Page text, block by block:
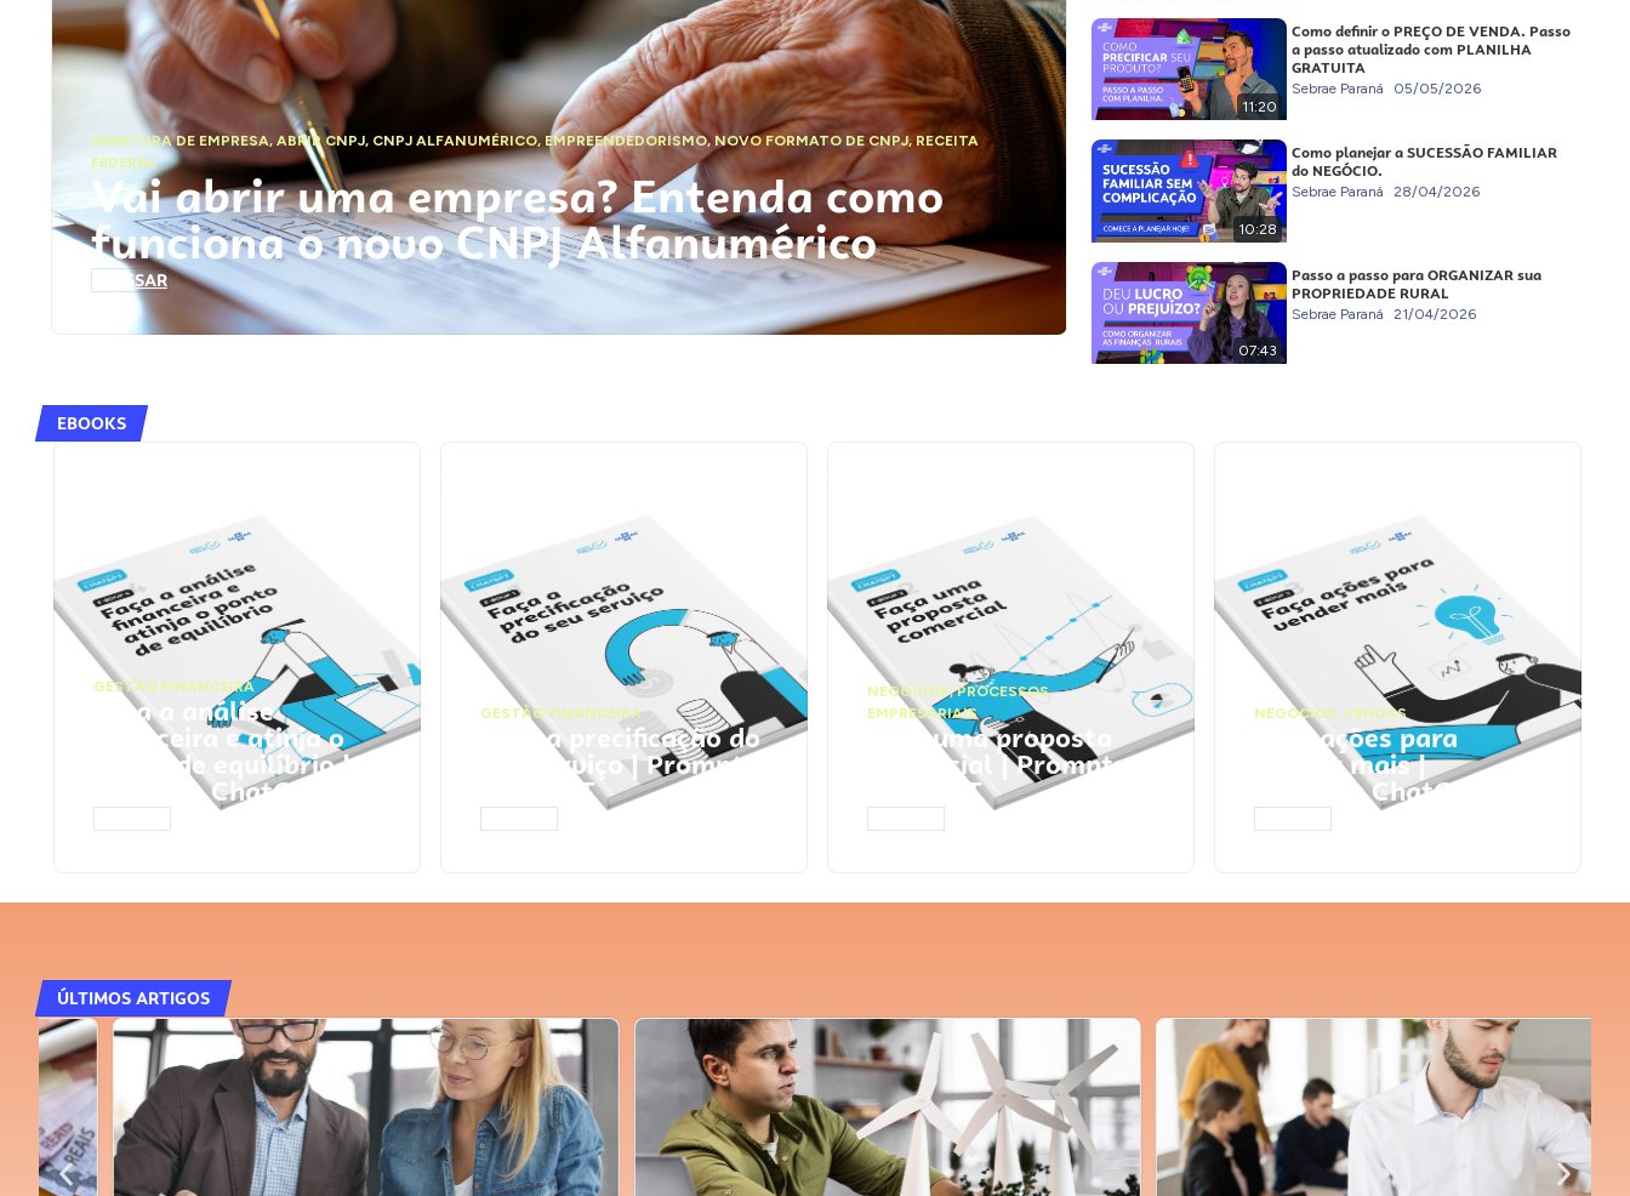
ABERTURA DE EMPRESA,ABRIR CNPJ, CNPJ ALFANUMÉRICO, EMPREENDEDORISMO,NOVO FORMATO DE CNPJ,RECEITA
FEDERAL
Vai abrir uma empresa? Entenda como
funciona o novo CNPJ Alfanumérico
ACESSAR
11:20
Como definir o PREÇO DE VENDA. Passo
a passo atualizado com PLANILHA
GRATUITA
Sebrae Paraná 05/05/2026
10:28
Como planejar a SUCESSÃO FAMILIAR
do NEGÓCIO.
Sebrae Paraná 28/04/2026
07:43
Passo a passo para ORGANIZAR sua
PROPRIEDADE RURAL
Sebrae Paraná 21/04/2026
EBOOKS
GESTÃO FINANCEIRA
Faça a análise
financeira e atinja o
ponto de equilíbrio |
Prompts ChatGPT
GESTÃO FINANCEIRA
Faça a precificação do
seu serviço | Prompts
ChatGPT
NEGÓCIOS,PROCESSOS
EMPRESARIAIS
Faça uma proposta
comercial | Prompts
ChatGPT
NEGÓCIOS, VENDAS
Faça ações para
vender mais |
Prompts ChatGPT
ÚLTIMOS ARTIGOS